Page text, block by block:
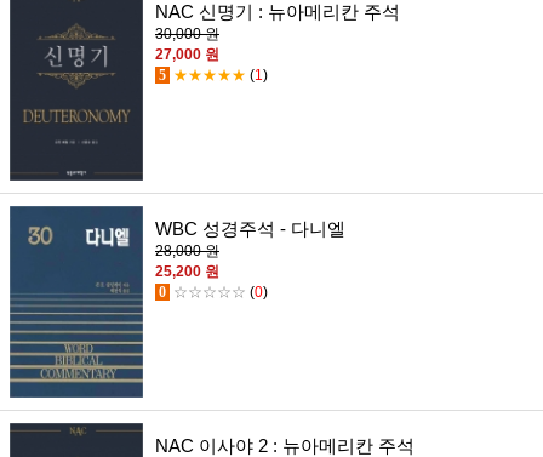
NAC 신명기 : 뉴아메리칸 주석
30,000 원
27,000 원
5 ★★★★★ (1)
WBC 성경주석 - 다니엘
28,000 원
25,200 원
0 ☆☆☆☆☆ (0)
NAC 이사야 2 : 뉴아메리칸 주석